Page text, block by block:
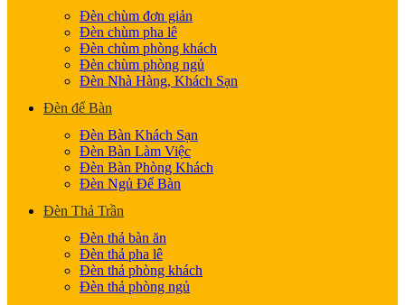
Đèn chùm đơn giản
Đèn chùm pha lê
Đèn chùm phòng khách
Đèn chùm phòng ngủ
Đèn Nhà Hàng, Khách Sạn
Đèn để Bàn
Đèn Bàn Khách Sạn
Đèn Bàn Làm Việc
Đèn Bàn Phòng Khách
Đèn Ngủ Để Bàn
Đèn Thả Trần
Đèn thả bàn ăn
Đèn thả pha lê
Đèn thả phòng khách
Đèn thả phòng ngủ